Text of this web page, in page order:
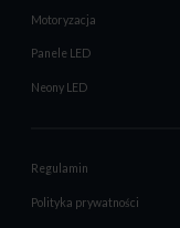
Motoryzacja
Panele LED
Neony LED
Regulamin
Polityka prywatności